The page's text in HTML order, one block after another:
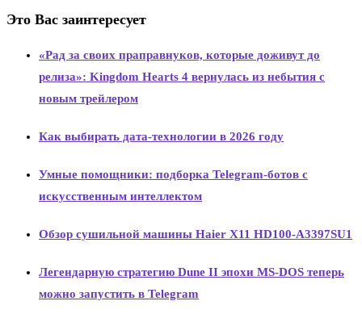
Это Вас заинтересует
«Рад за своих праправнуков, которые доживут до
релиза»: Kingdom Hearts 4 вернулась из небытия с
новым трейлером
Как выбирать дата-технологии в 2026 году
Умные помощники: подборка Telegram-ботов с
искусственным интеллектом
Обзор сушильной машины Haier X11 HD100-A3397SU1
Легендарную стратегию Dune II эпохи MS-DOS теперь
можно запустить в Telegram